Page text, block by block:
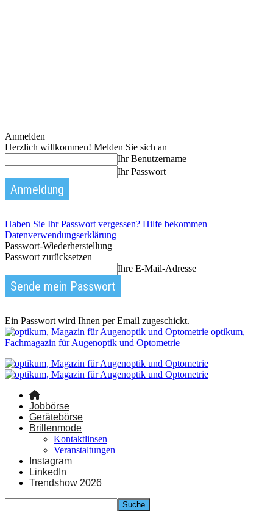
Anmelden
Herzlich willkommen! Melden Sie sich an
Ihr Benutzername
Ihr Passwort
Haben Sie Ihr Passwort vergessen? Hilfe bekommen
Datenverwendungserklärung
Passwort-Wiederherstellung
Passwort zurücksetzen
Ihre E-Mail-Adresse
Ein Passwort wird Ihnen per Email zugeschickt.
optikum,
Fachmagazin für Augenoptik und Optometrie
Jobbörse
Gerätebörse
Brillenmode
Kontaktlinsen
Veranstaltungen
Instagram
LinkedIn
Trendshow 2026